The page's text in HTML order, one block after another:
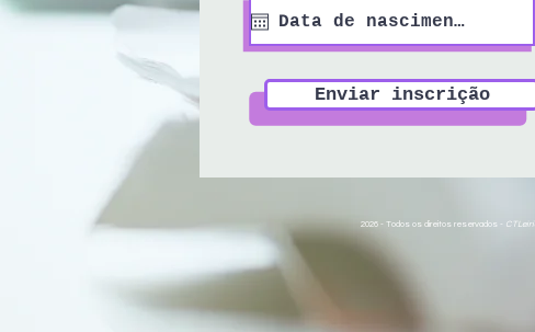
Enviar inscrição
2026 - Todos os direitos reservados -